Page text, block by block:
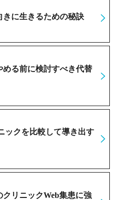
に生きるための秘訣
る前に検討すべき代替
ックを比較して導き出す
クリニックWeb集患に強